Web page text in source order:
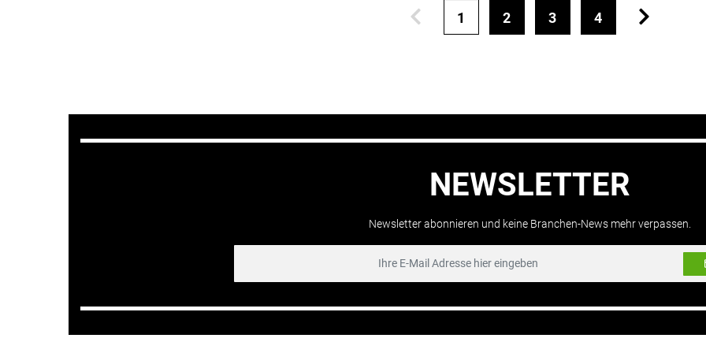
1 2 3 4
NEWSLETTER
Newsletter abonnieren und keine Branchen-News mehr verpassen.